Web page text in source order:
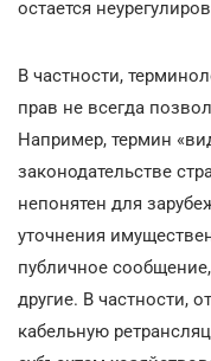
остается
В частности,
прав не всегда
Например, термин
законодательстве
непонятен для
уточнения
публичное
другие. В частности,
кабельную